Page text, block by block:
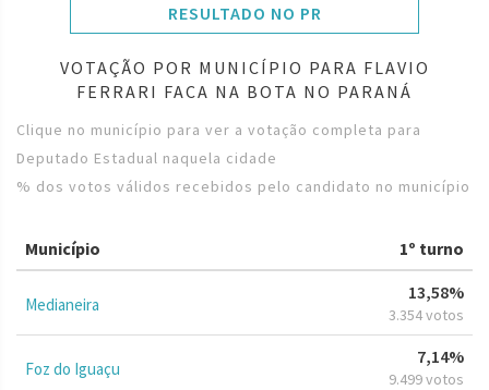
RESULTADO NO PR
VOTAÇÃO POR MUNICÍPIO PARA FLAVIO
FERRARI FACA NA BOTA NO PARANÁ
Clique no município para ver a votação completa para
Deputado Estadual naquela cidade
% dos votos válidos recebidos pelo candidato no município
Município 1º turno
Medianeira
13,58%
3.354 votos
Foz do Iguaçu
7,14%
9.499 votos